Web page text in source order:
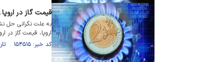
قیمت گاز در
به علت نگرانی حل
اروپا، قیمت گاز در
کد خبر: ۱۵۴۵۱۵ تاریخ انتشار : ۱۴۰۲/۰۶/۰۶